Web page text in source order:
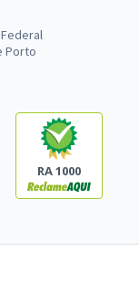
Federal
Porto
RA 1000